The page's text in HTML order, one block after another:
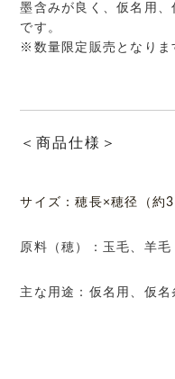
墨含みが良く、仮名用
です。
※数量限定販売となりま
＜商品仕様＞
サイズ：穂長×穂径（約
原料（穂）：玉毛、羊毛
主な用途：仮名用、仮名